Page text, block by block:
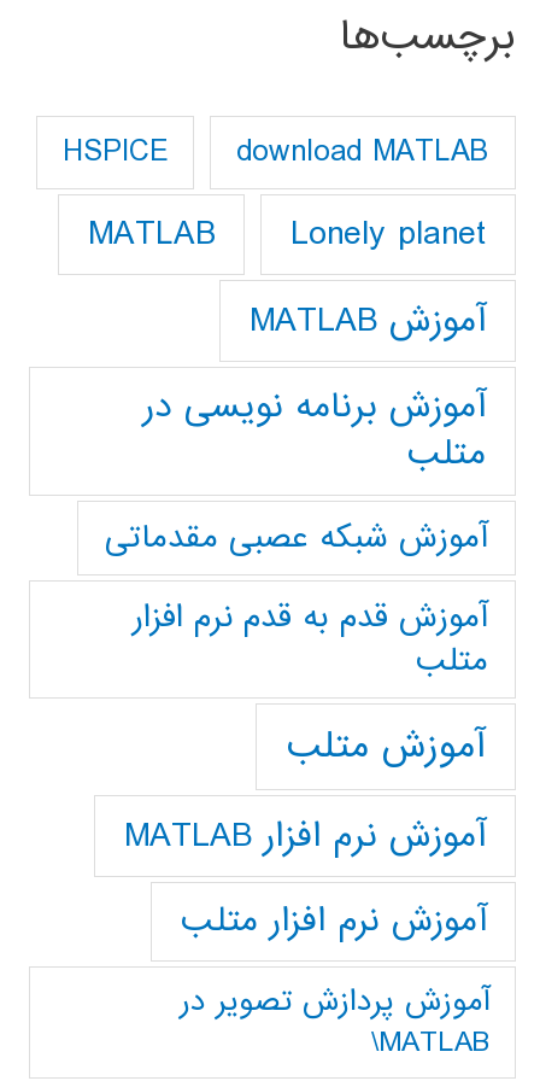
برچسب‌ها
download MATLAB
HSPICE
Lonely planet
MATLAB
آموزش MATLAB
آموزش برنامه نویسی در
متلب
آموزش شبکه عصبی مقدماتی
آموزش قدم به قدم نرم افزار
متلب
آموزش متلب
آموزش نرم افزار MATLAB
آموزش نرم افزار متلب
آموزش پردازش تصوير در
MATLAB\